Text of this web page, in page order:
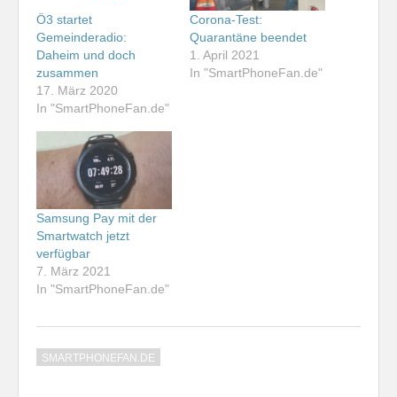
Ö3 startet
Gemeinderadio:
Daheim und doch
zusammen
17. März 2020
In "SmartPhoneFan.de"
Corona-Test:
Quarantäne beendet
1. April 2021
In "SmartPhoneFan.de"
Samsung Pay mit der
Smartwatch jetzt
verfügbar
7. März 2021
In "SmartPhoneFan.de"
SMARTPHONEFAN.DE